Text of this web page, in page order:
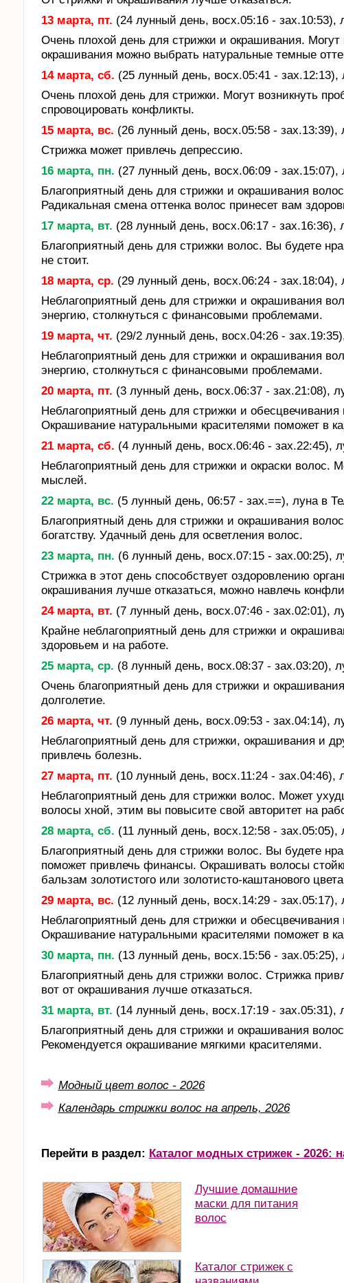
13 марта, пт. (24 лунный день, восх.05:16 - зах.10:53),
Очень плохой день для стрижки и окрашивания.
окрашивания можно выбрать натуральные темные
14 марта, сб. (25 лунный день, восх.05:41 - зах.12:13),
Очень плохой день для стрижки. Могут возникнуть
спровоцировать конфликты.
15 марта, вс. (26 лунный день, восх.05:58 - зах.13:39),
Стрижка может привлечь депрессию.
16 марта, пн. (27 лунный день, восх.06:09 - зах.15:07),
Благоприятный день для стрижки и окрашивания
Радикальная смена оттенка волос принесет вам
17 марта, вт. (28 лунный день, восх.06:17 - зах.16:36),
Благоприятный день для стрижки волос. Вы будете
не стоит.
18 марта, ср. (29 лунный день, восх.06:24 - зах.18:04),
Неблагоприятный день для стрижки и окрашивания
энергию, столкнуться с финансовыми проблемами.
19 марта, чт. (29/2 лунный день, восх.04:26 -
Неблагоприятный день для стрижки и окрашивания
энергию, столкнуться с финансовыми проблемами.
20 марта, пт. (3 лунный день, восх.06:37 - зах.21:08),
Неблагоприятный день для стрижки и
Окрашивание натуральными красителями поможет в
21 марта, сб. (4 лунный день, восх.06:46 - зах.22:45),
Неблагоприятный день для стрижки и окраски волос.
мыслей.
22 марта, вс. (5 лунный день, 06:57 - зах.==), луна в
Благоприятный день для стрижки и окрашивания
богатству. Удачный день для осветления волос.
23 марта, пн. (6 лунный день, восх.07:15 - зах.00:25),
Стрижка в этот день способствует оздоровлению
окрашивания лучше отказаться, можно навлечь
24 марта, вт. (7 лунный день, восх.07:46 - зах.02:01),
Крайне неблагоприятный день для стрижки и
здоровьем и на работе.
25 марта, ср. (8 лунный день, восх.08:37 - зах.03:20),
Очень благоприятный день для стрижки и
долголетие.
26 марта, чт. (9 лунный день, восх.09:53 - зах.04:14),
Неблагоприятный день для стрижки, окрашивания и
привлечь болезнь.
27 марта, пт. (10 лунный день, восх.11:24 - зах.04:46),
Неблагоприятный день для стрижки волос. Может
волосы хной, этим вы повысите свой авторитет на
28 марта, сб. (11 лунный день, восх.12:58 - зах.05:05),
Благоприятный день для стрижки волос. Вы будете
поможет привлечь финансы. Окрашивать волосы
бальзам золотистого или золотисто-каштанового
29 марта, вс. (12 лунный день, восх.14:29 - зах.05:17),
Неблагоприятный день для стрижки и
Окрашивание натуральными красителями поможет в
30 марта, пн. (13 лунный день, восх.15:56 - зах.05:25),
Благоприятный день для стрижки волос. Стрижка
вот от окрашивания лучше отказаться.
31 марта, вт. (14 лунный день, восх.17:19 - зах.05:31),
Благоприятный день для стрижки и окрашивания
Рекомендуется окрашивание мягкими красителями.
Модный цвет волос - 2026
Календарь стрижки волос на апрель, 2026
Перейти в раздел: Каталог модных стрижек - 2026:
Лучшие домашние
маски для питания
волос
Каталог стрижек с